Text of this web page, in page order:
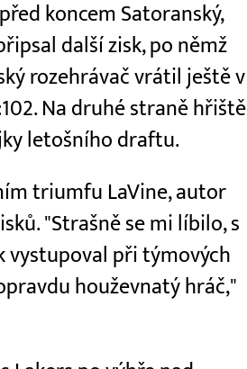
koncem Satoranský,
další zisk, po němž
rozehrávač vrátil ještě v
Na druhé straně hřiště
letošního draftu.
triumfu LaVine, autor
"Strašně se mi líbilo, s
vystupoval při týmových
houževnatý hráč,"